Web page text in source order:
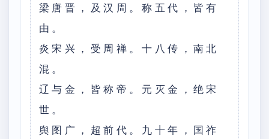
梁唐晋，及汉周。称五代，皆有
由。
炎宋兴，受周禅。十八传，南北
混。
辽与金，皆称帝。元灭金，绝宋
世。
舆图广，超前代。九十年，国祚